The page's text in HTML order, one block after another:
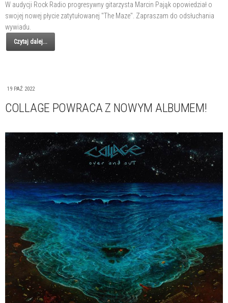
W audycji Rock Radio progresywny gitarzysta Marcin Pająk opowiedział o
swojej nowej płycie zatytułowanej "The Maze". Zapraszam do odsłuchania
wywiadu.
Czytaj dalej...
19 PAŹ 2022
COLLAGE POWRACA Z NOWYM ALBUMEM!